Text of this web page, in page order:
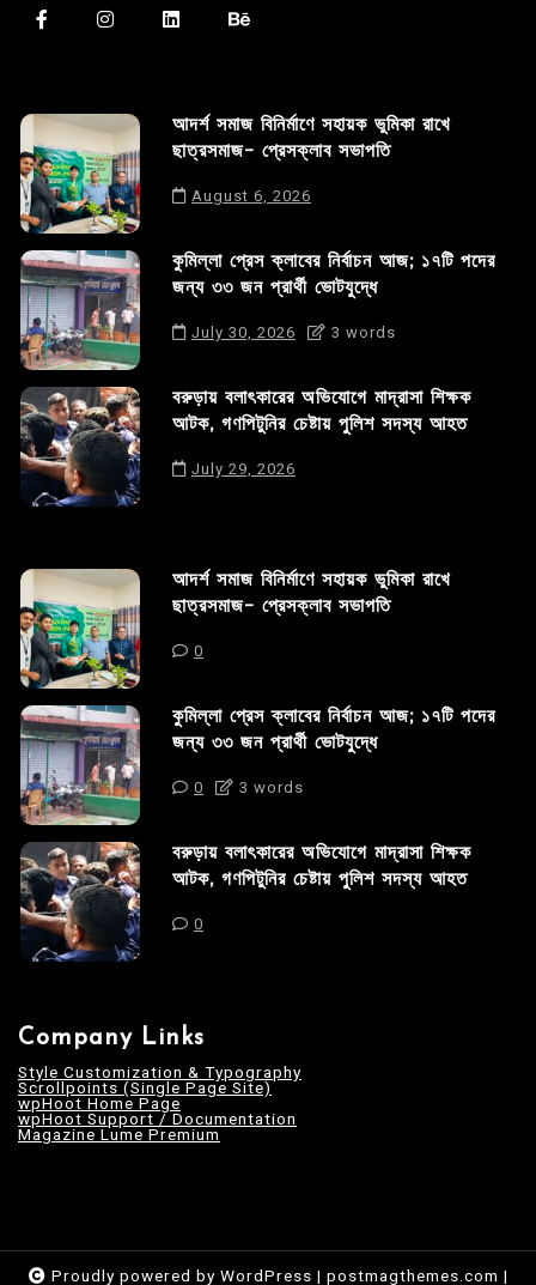
আদর্শ সমাজ বিনির্মাণে সহায়ক ভুমিকা রাখে
ছাত্রসমাজ- প্রেসক্লাব সভাপতি
August 6, 2026
কুমিল্লা প্রেস ক্লাবের নির্বাচন আজ; ১৭টি পদের
জন্য ৩৩ জন প্রার্থী ভোটযুদ্ধে
July 30, 2026 3 words
বরুড়ায় বলাৎকারের অভিযোগে মাদ্রাসা শিক্ষক
আটক, গণপিটুনির চেষ্টায় পুলিশ সদস্য আহত
July 29, 2026
আদর্শ সমাজ বিনির্মাণে সহায়ক ভুমিকা রাখে
ছাত্রসমাজ- প্রেসক্লাব সভাপতি
0
কুমিল্লা প্রেস ক্লাবের নির্বাচন আজ; ১৭টি পদের
জন্য ৩৩ জন প্রার্থী ভোটযুদ্ধে
0 3 words
বরুড়ায় বলাৎকারের অভিযোগে মাদ্রাসা শিক্ষক
আটক, গণপিটুনির চেষ্টায় পুলিশ সদস্য আহত
0
Company Links
Style Customization & Typography
Scrollpoints (Single Page Site)
wpHoot Home Page
wpHoot Support / Documentation
Magazine Lume Premium
Proudly powered by WordPress | postmagthemes.com |